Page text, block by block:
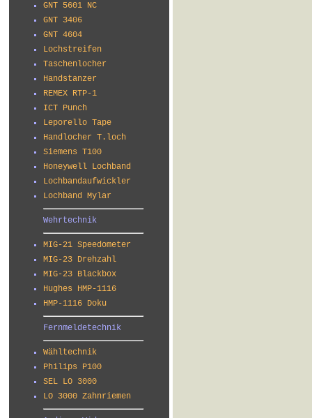
GNT 5601 NC
GNT 3406
GNT 4604
Lochstreifen
Taschenlocher
Handstanzer
REMEX RTP-1
ICT Punch
Leporello Tape
Handlocher T.loch
Siemens T100
Honeywell Lochband
Lochbandaufwickler
Lochband Mylar
Wehrtechnik
MIG-21 Speedometer
MIG-23 Drehzahl
MIG-23 Blackbox
Hughes HMP-1116
HMP-1116 Doku
Fernmeldetechnik
Wähltechnik
Philips P100
SEL LO 3000
LO 3000 Zahnriemen